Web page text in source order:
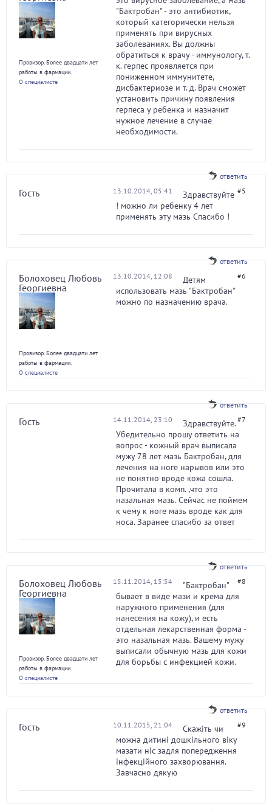
Провизор. Более двадцати лет
работы в фармации.
О специалисте
"Бактробан" - это антибиотик,
который категорически нельзя
применять при вирусных
заболеваниях. Вы должны
обратиться к врачу - иммунологу, т.
к. герпес проявляется при
пониженном иммунитете,
дисбактериозе и т. д. Врач сможет
установить причину появления
герпеса у ребенка и назначит
нужное лечение в случае
необходимости.
ответить
Гость 13.10.2014, 05:41 #5
Здравствуйте
! можно ли ребенку 4 лет
применять эту мазь Спасибо !
ответить
Болоховец Любовь
Георгиевна
Провизор. Более двадцати лет
работы в фармации.
О специалисте
13.10.2014, 12:08 #6
Детям
использовать мазь "Бактробан"
можно по назначению врача.
ответить
Гость 14.11.2014, 23:10 #7
Здравствуйте.
Убедительно прошу ответить на
вопрос - кожный врач выписала
мужу 78 лет мазь Бактробан, для
лечения на ноге нарывов или это
не понятно вроде кожа сошла.
Прочитала в комп. ,что это
назальная мазь. Сейчас не поймем
к чему к ноге мазь вроде как для
носа. Заранее спасибо за ответ
ответить
Болоховец Любовь
Георгиевна
Провизор. Более двадцати лет
работы в фармации.
О специалисте
15.11.2014, 15:54 #8
"Бактробан"
бывает в виде мази и крема для
наружного применения (для
нанесения на кожу), и есть
отдельная лекарственная форма -
это назальная мазь. Вашему мужу
выписали обычную мазь для кожи
для борьбы с инфекцией кожи.
ответить
Гость 10.11.2015, 21:04 #9
Скажіть чи
можна дитині дошкільного віку
мазати ніс задля попередження
інфекційного захворювання.
Завчасно дякую